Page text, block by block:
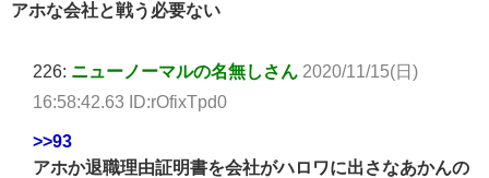
アホな会社と戦う必要ない
226: ニューノーマルの名無しさん 2020/11/15(日)
16:58:42.63 ID:rOfixTpd0
>>93
アホか退職理由証明書を会社がハロワに出さなあかんの